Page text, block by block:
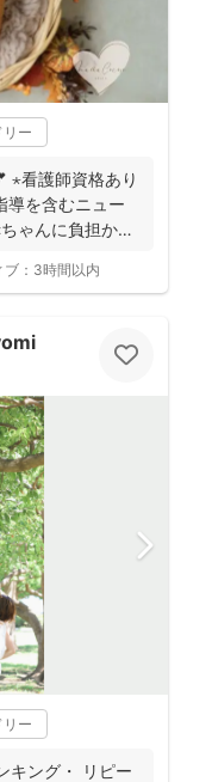
ー
⋆看護師資格あり
導を含むニュー
ゃんに負担かけ
： 3時間以内
ー
キング・ リピー